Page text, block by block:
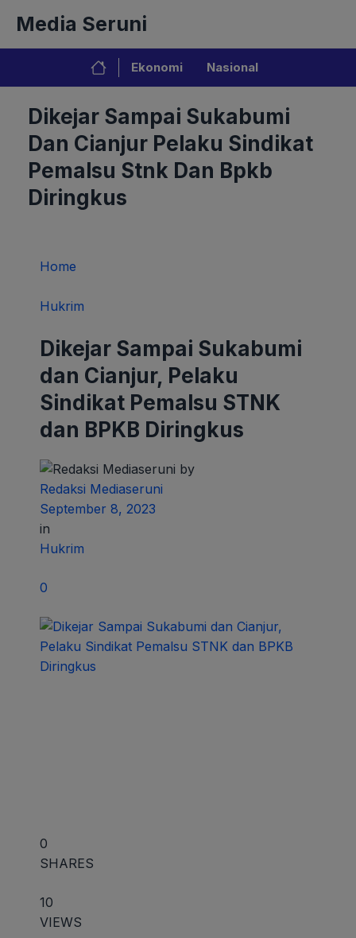
isi
Media Seruni
Ekonomi Nasional
Dikejar Sampai Sukabumi
Dan Cianjur Pelaku Sindikat
Pemalsu Stnk Dan Bpkb
Diringkus
Home
Hukrim
Dikejar Sampai Sukabumi
dan Cianjur, Pelaku
Sindikat Pemalsu STNK
dan BPKB Diringkus
by
Redaksi Mediaseruni
September 8, 2023
in
Hukrim
0
0
SHARES
10
VIEWS